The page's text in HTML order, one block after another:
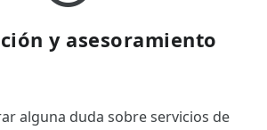
y asesoramiento
alguna duda sobre servicios de